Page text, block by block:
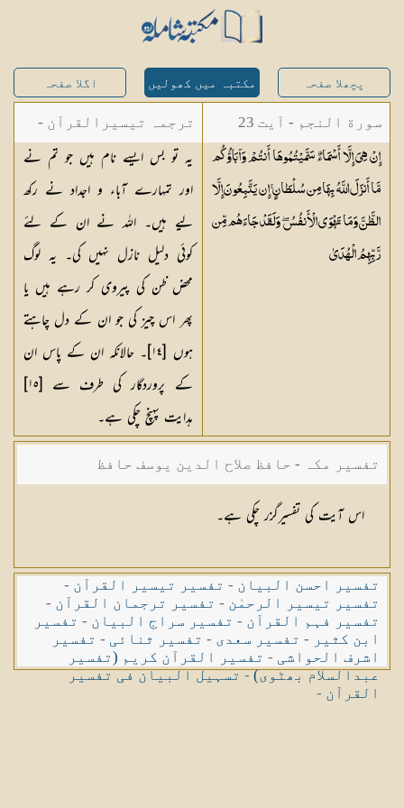
پچھلا صفحہ مکتبہ میں کھولیں اگلا صفحہ
سورة النجم - آیت 23
إِنْ هِيَ إِلَّا أَسْمَاءٌ سَمَّيْتُمُوهَا أَنتُمْ وَآبَاؤُكُم
مَّا أَنزَلَ اللَّهُ بِهَا مِن سُلْطَانٍ ۚ إِن يَتَّبِعُونَ إِلَّا
الظَّنَّ وَمَا تَهْوَى الْأَنفُسُ ۖ وَلَقَدْ جَاءَهُم مِّن
رَّبِّهِمُالْهُدَىٰ
ترجمہ تیسیرالقرآن -
مولانا عبد الرحمن
کیلانی
یہ تو بس ایسے نام ہیں جو تم نے
اور تمہارے آباء و اجداد نے رکھ
لیے ہیں۔ اللہ نے ان کے لئے
کوئی دلیل نازل نہیں کی۔ یہ لوگ
محض ظن کی پیروی کر رہے ہیں یا
پھر اس چیز کی جو ان کے دل چاہتے
ہوں [١٤]۔ حالانکہ ان کے پاس ان
کے پروردگار کی طرف سے [١٥]
ہدایت پہنچ چکی ہے۔
تفسیر مکہ - حافظ صلاح الدین یوسف حافظ
اس آیت کی تفسیرگزر چکی ہے۔
تفسیر احسن البیان - تفسیر تیسیر القرآن -
تفسیر تیسیر الرحمٰن - تفسیر ترجمان القرآن -
تفسیر فہم القرآن - تفسیر سراج البیان - تفسیر
ابن کثیر - تفسیر سعدی - تفسیر ثنائی - تفسیر
اشرف الحواشی - تفسیر القرآن کریم (تفسیر
عبدالسلام بھٹوی)-تسہیل البیان فی تفسیر
القرآن -